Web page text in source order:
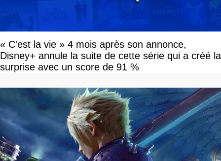
« C'est la vie » 4 mois après son annonce,
Disney+ annule la suite de cette série qui a créé la
surprise avec un score de 91 %